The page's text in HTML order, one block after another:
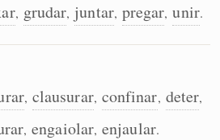
, grudar, juntar, pregar, unir.
, clausurar, confinar, deter,
, engaiolar, enjaular.